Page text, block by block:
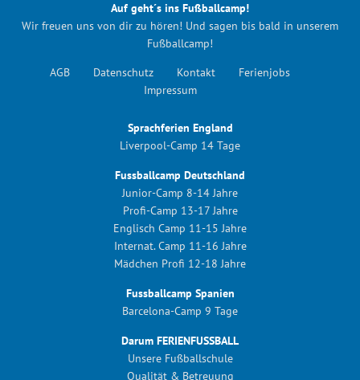
Auf geht´s ins Fußballcamp!
Wir freuen uns von dir zu hören! Und sagen bis bald in unserem
Fußballcamp!
AGB
Datenschutz Kontakt
Ferienjobs
Impressum
Sprachferien England
Liverpool-Camp 14 Tage
Fussballcamp Deutschland
Junior-Camp 8-14 Jahre
Profi-Camp 13-17 Jahre
Englisch Camp 11-15 Jahre
Internat. Camp 11-16 Jahre
Mädchen Profi 12-18 Jahre
Fussballcamp Spanien
Barcelona-Camp 9 Tage
Darum FERIENFUSSBALL
Unsere Fußballschule
Qualität & Betreuung